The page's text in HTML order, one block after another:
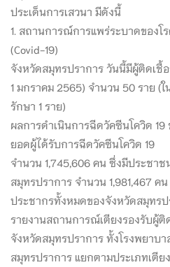
ประเด็นการเสวนา มีดังนี้
1. สถานการณ์การแพร่ระบาดของโ
(Covid-19)
จังหวัดสมุทรปราการ วันนี้มีผู้ติดเชื้
1 มกราคม 2565) จำนวน 50 ราย
รักษา 1 ราย)
ผลการดำเนินการฉีดวัคซีนโควิด
ยอดผู้ได้รับการฉีดวัคซีนโควิด 19
จำนวน 1,745,606 คน ซึ่งมีประชาช
สมุทรปราการ จำนวน 1,981,467 ค
ประชากรทั้งหมดของจังหวัดสมุทรป
รายงานสถานการณ์เตียงรองรับผู้ติ
จังหวัดสมุทรปราการ ทั้งโรงพยาบ
สมุทรปราการ แยกตามประเภทเตีย